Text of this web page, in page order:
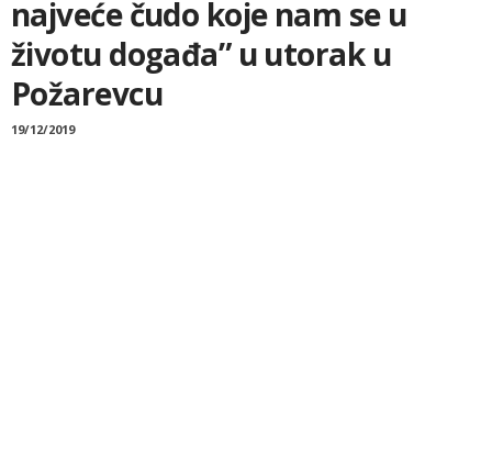
najveće čudo koje nam se u
životu događa” u utorak u
Požarevcu
19/12/2019